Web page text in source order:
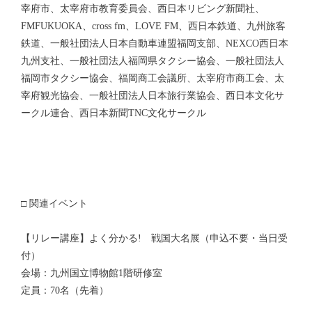
宰府市、太宰府市教育委員会、西日本リビング新聞社、
FMFUKUOKA、cross fm、LOVE FM、西日本鉄道、九州旅客
鉄道、一般社団法人日本自動車連盟福岡支部、NEXCO西日本
九州支社、一般社団法人福岡県タクシー協会、一般社団法人
福岡市タクシー協会、福岡商工会議所、太宰府市商工会、太
宰府観光協会、一般社団法人日本旅行業協会、西日本文化サ
ークル連合、西日本新聞TNC文化サークル
□ 関連イベント
【リレー講座】よく分かる! 戦国大名展（申込不要・当日受
付）
会場：九州国立博物館1階研修室
定員：70名（先着）